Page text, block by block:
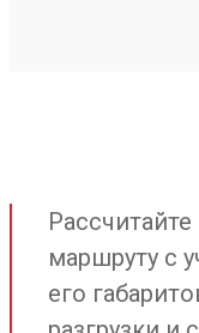
маршруту с
его